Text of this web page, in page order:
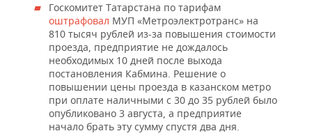
Госкомитет Татарстана по тарифам
оштрафовал МУП «Метроэлектротранс» на
810 тысяч рублей из-за повышения стоимости
проезда, предприятие не дождалось
необходимых 10 дней после выхода
постановления Кабмина. Решение о
повышении цены проезда в казанском метро
при оплате наличными с 30 до 35 рублей было
опубликовано 3 августа, а предприятие
начало брать эту сумму спустя два дня.